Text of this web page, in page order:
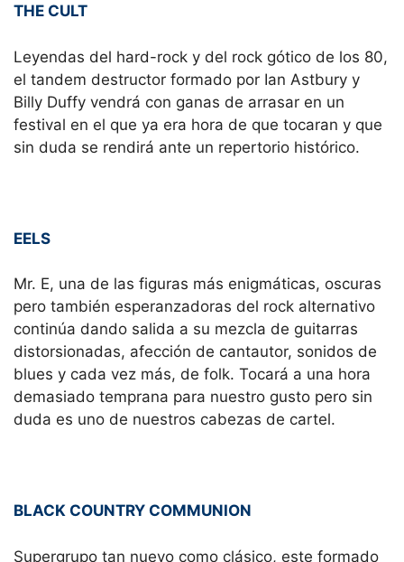
THE CULT
Leyendas del hard-rock y del rock gótico de los 80,
el tandem destructor formado por Ian Astbury y
Billy Duffy vendrá con ganas de arrasar en un
festival en el que ya era hora de que tocaran y que
sin duda se rendirá ante un repertorio histórico.
EELS
Mr. E, una de las figuras más enigmáticas, oscuras
pero también esperanzadoras del rock alternativo
continúa dando salida a su mezcla de guitarras
distorsionadas, afección de cantautor, sonidos de
blues y cada vez más, de folk. Tocará a una hora
demasiado temprana para nuestro gusto pero sin
duda es uno de nuestros cabezas de cartel.
BLACK COUNTRY COMMUNION
Supergrupo tan nuevo como clásico, este formado